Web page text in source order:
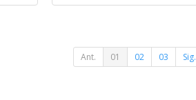
Ant. 01 02 03 Sig.